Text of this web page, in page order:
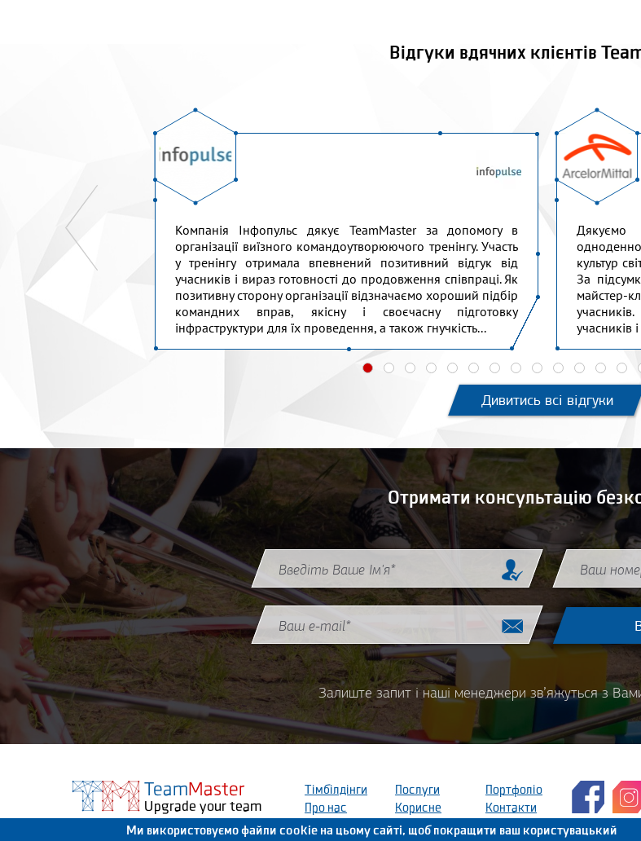
Відгуки вдячних клієнтів
одноденний
Команда
тренінгу під
поставилася до
співробітники
Компанія Інфопульс дякує TeamMaster за допомогу в
організації виїзного командоутворюючого тренінгу. Участь
у тренінгу отримала впевнений позитивний відгук від
учасників і вираз готовності до продовження співпраці. Як
позитивну сторону організації відзначаємо хороший підбір
командних вправ, якісну і своєчасну підготовку
інфраструктури для їх проведення, а також гнучкість...
Дякуємо
культур
За
майстер-
учасників
Дивитись всі відгуки
Отримати консультацію
Залиште запит і наші менеджери зв’яжуться з
TeamMaster
Upgrade your team
Тімбілдінги Послуги
Портфоліо
Про нас
Корисне Контакти
Ми використовуємо файли cookie на цьому сайті, щоб покращити ваш користувацький